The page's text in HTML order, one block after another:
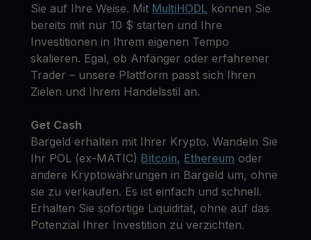
Sie auf Ihre Weise. Mit MultiHODL können Sie
bereits mit nur 10 $ starten und Ihre
Investitionen in Ihrem eigenen Tempo
skalieren. Egal, ob Anfänger oder erfahrener
Trader – unsere Plattform passt sich Ihren
Zielen und Ihrem Handelsstil an.
Get Cash
Bargeld erhalten mit Ihrer Krypto. Wandeln Sie
Ihr POL (ex-MATIC) Bitcoin, Ethereum oder
andere Kryptowährungen in Bargeld um, ohne
sie zu verkaufen. Es ist einfach und schnell.
Erhalten Sie sofortige Liquidität, ohne auf das
Potenzial Ihrer Investition zu verzichten.